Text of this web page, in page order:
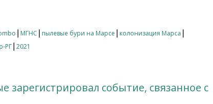
| МГНС | пылевые бури на Марсе | колонизация Марса |
РГ| 2021
зарегистрировал событие, связанное с